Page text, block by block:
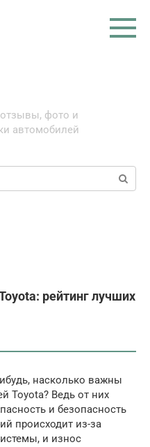
фото и
автомобилей
рейтинг лучших
насколько важны
Toyota? Ведь от них
и безопасность
происходит из-за
и износ